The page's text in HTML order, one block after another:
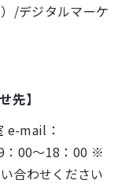
/デジタルマーケ
先】
e-mail：
：00～18：00 ※
合わせください